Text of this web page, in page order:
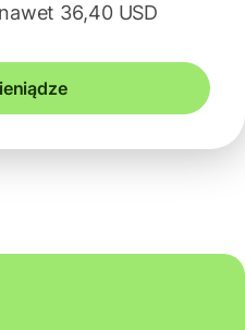
36,40 USD